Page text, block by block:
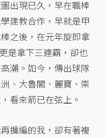
出現已久，早在職棒
建教合作，早就是甲
之後，在元年旋即拿
是拿下三連霸，卻也
潮。如今，傳出球隊
洲、大魯閣、麗寶、崇
看來箭已在弦上。
擴編的我，卻有著複